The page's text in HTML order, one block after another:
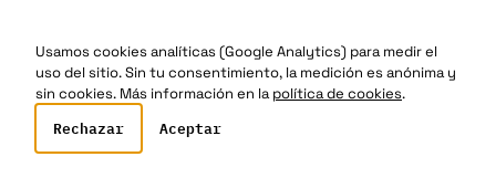
Usamos cookies analíticas (Google Analytics) para medir el
uso del sitio. Sin tu consentimiento, la medición es anónima y
sin cookies. Más información en lapolítica de cookies.
Rechazar Aceptar